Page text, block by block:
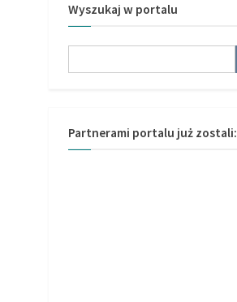
Wyszukaj w portalu
Partnerami portalu już zostali: